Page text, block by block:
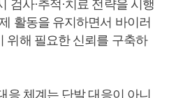
검사·추적·치료 전략을 시행
활동을 유지하면서 바이러
위해 필요한 신뢰를 구축하
응 체계는 단발 대응이 아니